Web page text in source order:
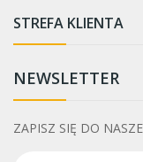
STREFA KLIENTA
NEWSLETTER
ZAPISZ SIĘ DO